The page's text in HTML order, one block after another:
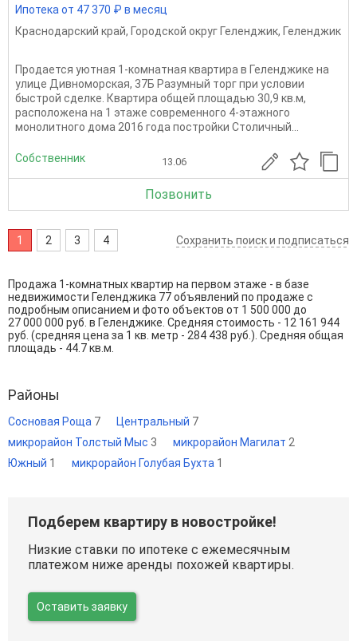
Ипотека от 47 370 ₽ в месяц
Краснодарский край, Городской округ Геленджик, Геленджик
Продается уютная 1-комнатная квартира в Геленджике на
улице Дивноморская, 37Б Разумный торг при условии
быстрой сделке. Квартира общей площадью 30,9 кв.м,
расположена на 1 этаже современного 4-этажного
монолитного дома 2016 года постройки Столичный...
Собственник 13.06
Позвонить
1 2 3 4 Сохранить поиск и подписаться
Продажа 1-комнатных квартир на первом этаже - в базе
недвижимости Геленджика 77 объявлений по продаже с
подробным описанием и фото объектов от 1 500 000 до
27 000 000 руб. в Геленджике. Средняя стоимость - 12 161 944
руб. (средняя цена за 1 кв. метр - 284 438 руб.). Средняя общая
площадь - 44.7 кв.м.
Районы
Сосновая Роща 7 Центральный 7
микрорайон Толстый Мыс 3 микрорайон Магилат 2
Южный 1 микрорайон Голубая Бухта 1
Подберем квартиру в новостройке!
Низкие ставки по ипотеке с ежемесячным
платежом ниже аренды похожей квартиры.
Оставить заявку